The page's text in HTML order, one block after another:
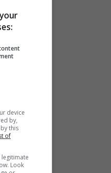
device
by,
this
of
Look